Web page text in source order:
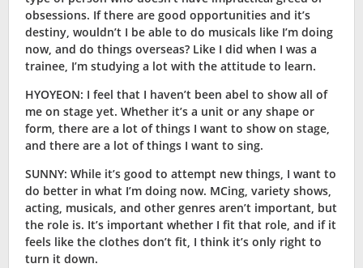
obsessions. If there are good opportunities and it’s
destiny, wouldn’t I be able to do musicals like I’m doing
now, and do things overseas? Like I did when I was a
trainee, I’m studying a lot with the attitude to learn.
HYOYEON: I feel that I haven’t been abel to show all of
me on stage yet. Whether it’s a unit or any shape or
form, there are a lot of things I want to show on stage,
and there are a lot of things I want to sing.
SUNNY: While it’s good to attempt new things, I want to
do better in what I’m doing now. MCing, variety shows,
acting, musicals, and other genres aren’t important, but
the role is. It’s important whether I fit that role, and if it
feels like the clothes don’t fit, I think it’s only right to
turn it down.